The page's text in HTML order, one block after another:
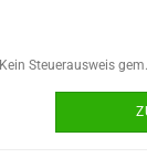
Kein Steuerausweis